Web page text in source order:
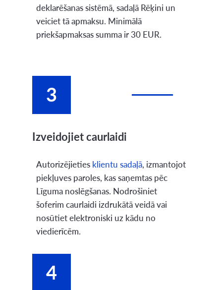
deklarēšanas sistēmā, sadaļā Rēķini un
veiciet tā apmaksu. Minimālā
priekšapmaksas summa ir 30 EUR.
3
Izveidojiet caurlaidi
Autorizējieties klientu sadaļā, izmantojot
piekļuves paroles, kas saņemtas pēc
Līguma noslēgšanas. Nodrošiniet
šoferim caurlaidi izdrukātā veidā vai
nosūtiet elektroniski uz kādu no
viedierīcēm.
4